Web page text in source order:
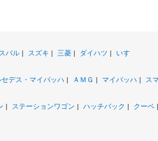
スバル | スズキ | 三菱 | ダイハツ | いすゞ
セデス・マイバッハ | ＡＭＧ | マイバッハ | ス
| ステーションワゴン | ハッチバック | クーペ